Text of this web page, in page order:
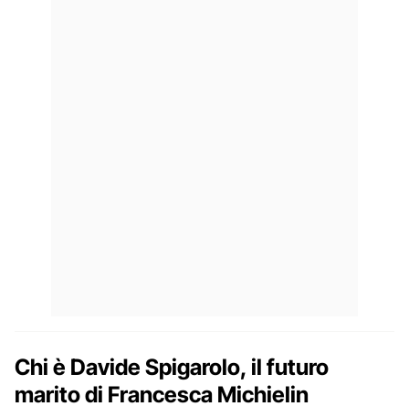
Chi è Davide Spigarolo, il futuro
marito di Francesca Michielin